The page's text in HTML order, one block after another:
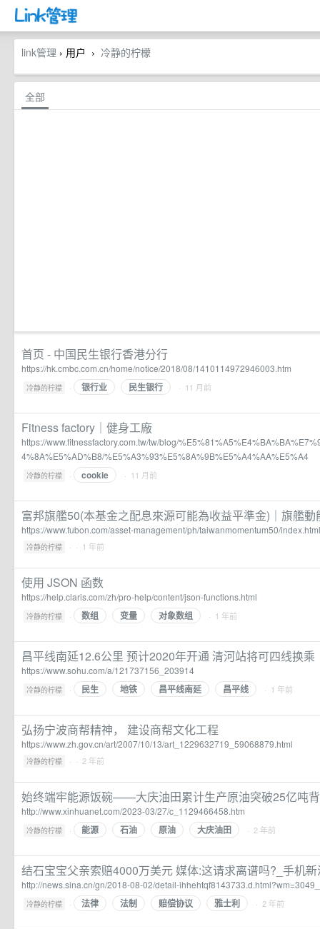
link管理 › 用户 › 冷静的柠檬
全部
首页 - 中国民生银行香港分行
https://hk.cmbc.com.cn/home/notice/2018/08/1410114972946003.htm
冷静的柠檬 · 银行业 民生银行 · 11 月前
Fitness factory｜健身工廠
https://www.fitnessfactory.com.tw/tw/blog/
4%8A%E5%AD%B8/%E5%A3%93%E5%8A%9B%E5%A4%AA%E5%A4
冷静的柠檬 · cookie · 11 月前
富邦旗艦50(本基金之配息來源可能為收益平準金)｜旗艦動
https://www.fubon.com/asset-management/ph/taiwanmomentum50/index.html
冷静的柠檬 · · 1 年前
使用 JSON 函数
https://help.claris.com/zh/pro-help/content/json-functions.html
冷静的柠檬 · 数组 变量 对象数组 · 1 年前
昌平线南延12.6公里 预计2020年开通 清河站将可四线换乘
https://www.sohu.com/a/121737156_203914
冷静的柠檬 · 民生 地铁 昌平线南延 昌平线 · 1 年前
弘扬宁波商帮精神， 建设商帮文化工程
https://www.zh.gov.cn/art/2007/10/13/art_1229632719_59068879.html
冷静的柠檬 · · 2 年前
始终端牢能源饭碗——大庆油田累计生产原油突破25亿吨
http://www.xinhuanet.com/2023-03/27/c_1129466458.htm
冷静的柠檬 · 能源 石油 原油 大庆油田 · 2 年前
结石宝宝父亲索赔4000万美元 媒体:这请求离谱吗?_手机
http://news.sina.cn/gn/2018-08-02/detail-
冷静的柠檬 · 法律 法制 赔偿协议 雅士利 · 2 年前